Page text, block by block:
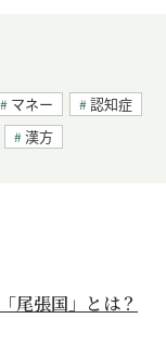
マネー
認知症
漢方
尾張国」とは？